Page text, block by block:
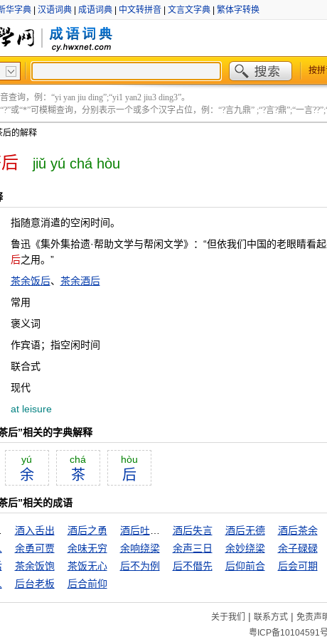
华字典| 汉语词典| 成语词典| 中文转拼音| 文言文字典| 繁体字转换
按
查询，例：“yi yan jiu ding”;“yi1 yan2 jiu3 ding3”。
或“*”可模糊查询，分别表示一个或多个汉字占位，例：“?言九鼎” ;“?言?鼎”;“一言
的解释
jiǔ yú chá hòu
指随意消遣的空闲时间。
鲁迅《集外集拾遗·帮助文学与帮闲文学》：“但依我们中国的老眼睛看
后之用。”
茶余饭后、 茶余酒后
常用
褒义词
作宾语；指空闲时间
联合式
现代
at leisure
后”相关的字典解释
yú
余
chá
茶
hòu
后
后”相关的成语
酒入舌出 酒后之勇 酒后失言 酒后无德 酒后茶余
余勇可贾 余味无穷 余响绕梁 余声三日 余妙绕梁 余子碌碌
茶余饭饱 茶饭无心 后不为例 后不僭先 后仰前合 后会可期
后台老板 后合前仰
关于我们 | 联系方式 | 免责声
粤ICP备10104591